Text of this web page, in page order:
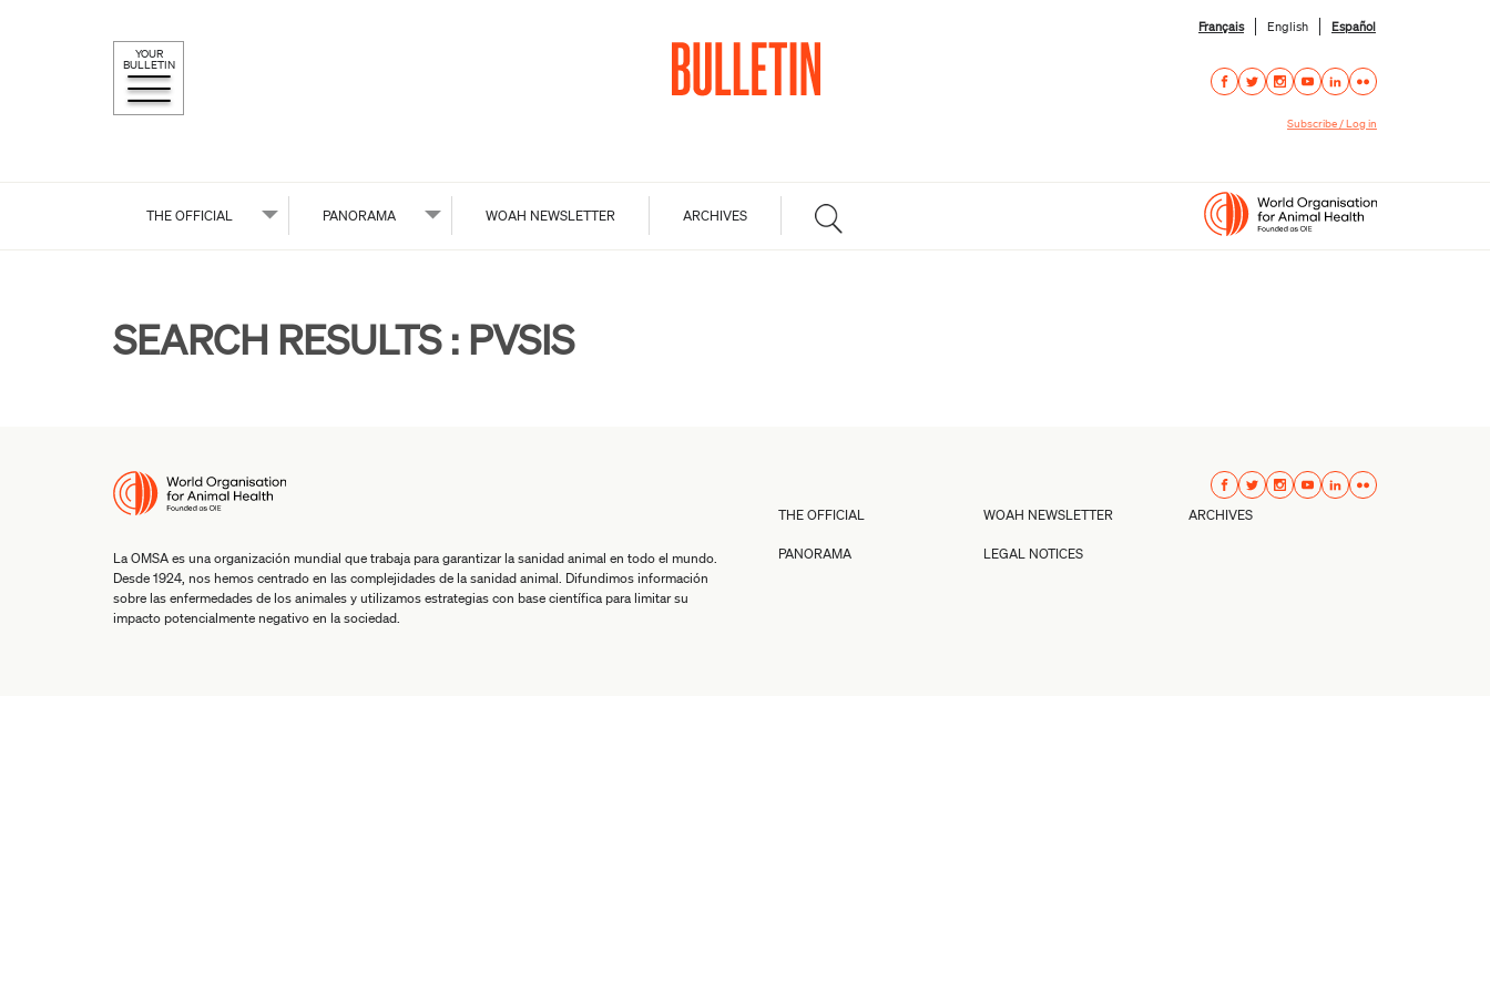
YOUR
BULLETIN
Français English Español
Subscribe / Log in
THE OFFICIAL PANORAMA WOAH NEWSLETTER ARCHIVES
SEARCH RESULTS : PVSIS
La OMSA es una organización mundial que trabaja para garantizar la sanidad animal en todo el mundo.
Desde 1924, nos hemos centrado en las complejidades de la sanidad animal. Difundimos información
sobre las enfermedades de los animales y utilizamos estrategias con base científica para limitar su
impacto potencialmente negativo en la sociedad.
THE OFFICIAL WOAH NEWSLETTER ARCHIVES
PANORAMA LEGAL NOTICES